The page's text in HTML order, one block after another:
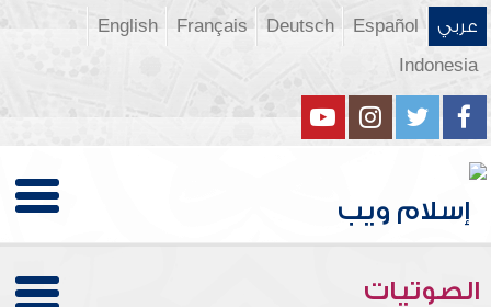
عربي Español
Deutsch
Français
English
Indonesia
الصوتيات